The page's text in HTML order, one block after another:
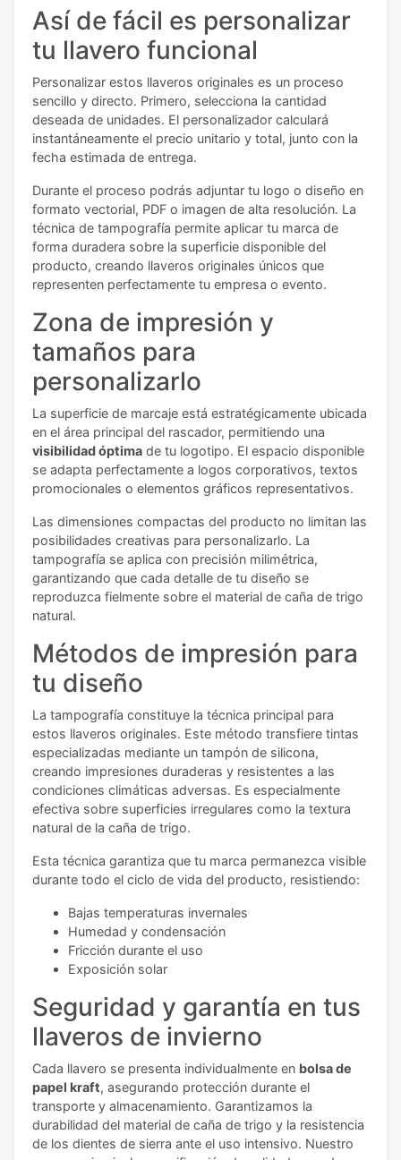
Así de fácil es personalizar
tu llavero funcional
Personalizar estos llaveros originales es un proceso
sencillo y directo. Primero, selecciona la cantidad
deseada de unidades. El personalizador calculará
instantáneamente el precio unitario y total, junto con la
fecha estimada de entrega.
Durante el proceso podrás adjuntar tu logo o diseño en
formato vectorial, PDF o imagen de alta resolución. La
técnica de tampografía permite aplicar tu marca de
forma duradera sobre la superficie disponible del
producto, creando llaveros originales únicos que
representen perfectamente tu empresa o evento.
Zona de impresión y
tamaños para
personalizarlo
La superficie de marcaje está estratégicamente ubicada
en el área principal del rascador, permitiendo una
visibilidad óptima de tu logotipo. El espacio disponible
se adapta perfectamente a logos corporativos, textos
promocionales o elementos gráficos representativos.
Las dimensiones compactas del producto no limitan las
posibilidades creativas para personalizarlo. La
tampografía se aplica con precisión milimétrica,
garantizando que cada detalle de tu diseño se
reproduzca fielmente sobre el material de caña de trigo
natural.
Métodos de impresión para
tu diseño
La tampografía constituye la técnica principal para
estos llaveros originales. Este método transfiere tintas
especializadas mediante un tampón de silicona,
creando impresiones duraderas y resistentes a las
condiciones climáticas adversas. Es especialmente
efectiva sobre superficies irregulares como la textura
natural de la caña de trigo.
Esta técnica garantiza que tu marca permanezca visible
durante todo el ciclo de vida del producto, resistiendo:
Bajas temperaturas invernales
Humedad y condensación
Fricción durante el uso
Exposición solar
Seguridad y garantía en tus
llaveros de invierno
Cada llavero se presenta individualmente en bolsa de
papel kraft, asegurando protección durante el
transporte y almacenamiento. Garantizamos la
durabilidad del material de caña de trigo y la resistencia
de los dientes de sierra ante el uso intensivo. Nuestro